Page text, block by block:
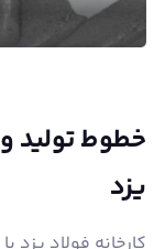
خطوط تولید و
یزد